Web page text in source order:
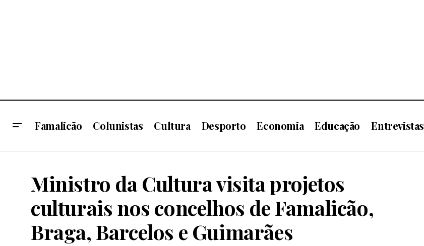
Famalicão Colunistas Cultura Desporto Economia Educação Entrevistas
Ministro da Cultura visita projetos
culturais nos concelhos de Famalicão,
Braga, Barcelos e Guimarães